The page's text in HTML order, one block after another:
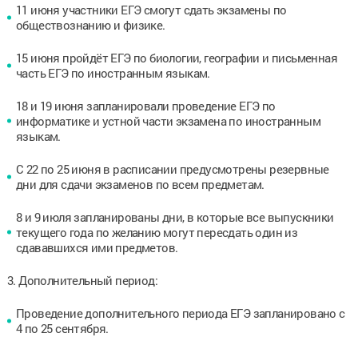
11 июня участники ЕГЭ смогут сдать экзамены по
обществознанию и физике.
15 июня пройдёт ЕГЭ по биологии, географии и письменная
часть ЕГЭ по иностранным языкам.
18 и 19 июня запланировали проведение ЕГЭ по
информатике и устной части экзамена по иностранным
языкам.
С 22 по 25 июня в расписании предусмотрены резервные
дни для сдачи экзаменов по всем предметам.
8 и 9 июля запланированы дни, в которые все выпускники
текущего года по желанию могут пересдать один из
сдававшихся ими предметов.
3. Дополнительный период:
Проведение дополнительного периода ЕГЭ запланировано с
4 по 25 сентября.